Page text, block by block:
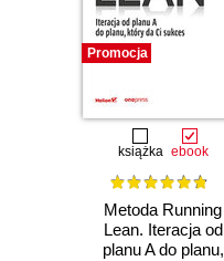
Promocja
książka ebook
Metoda Running
Lean. Iteracja od
planu A do planu,